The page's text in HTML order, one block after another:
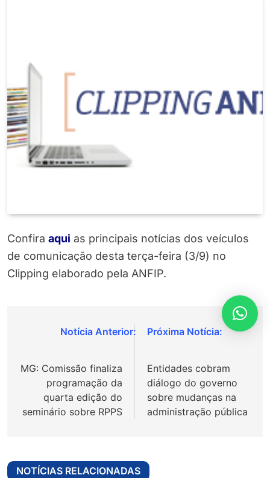
Confira aqui as principais notícias dos veículos
de comunicação desta terça-feira (3/9) no
Clipping elaborado pela ANFIP.
Navegação
Post
MG: Comissão finaliza
programação da
quarta edição do
seminário sobre RPPS
Entidades cobram
diálogo do governo
sobre mudanças na
administração pública
NOTÍCIAS RELACIONADAS